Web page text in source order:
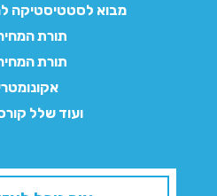
מבוא לסטטיסטיקה
תורת
תורת
ועוד שלל